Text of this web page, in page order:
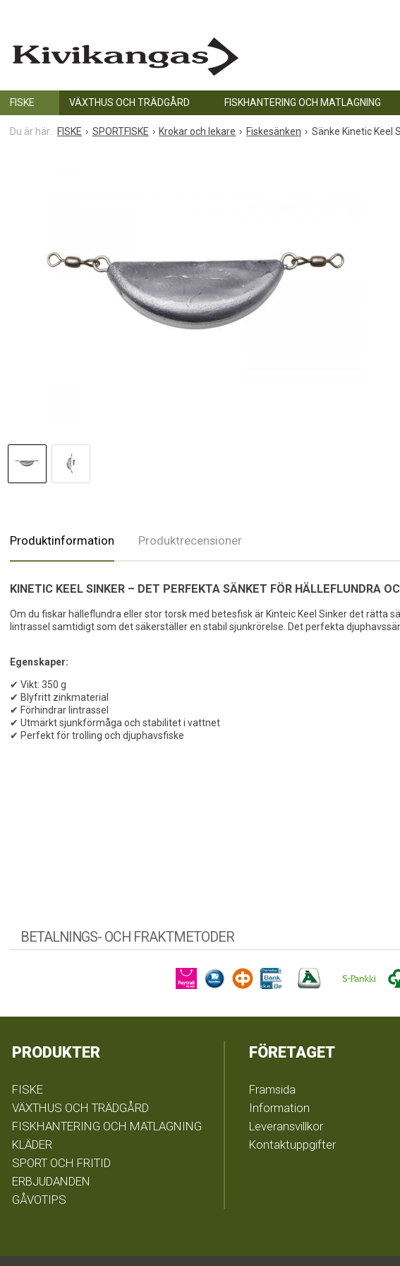
FISKE VÄXTHUS OCH TRÄDGÅRD FISKHANTERING OCH MATLAGNING
FISKE SPORTFISKE Krokar och lekare Fiskesänken Sänke Kinetic Keel
Produktinformation Produktrecensioner
KINETIC KEEL SINKER – DET PERFEKTA SÄNKET FÖR HÄLLEFLUNDRA
Om du fiskar hälleflundra eller stor torsk med betesfisk är Kinteic Keel Sinker det rätta
lintrassel samtidigt som det säkerställer en stabil sjunkrörelse. Det perfekta
Egenskaper:
✔ Vikt: 350 g
✔ Blyfritt zinkmaterial
✔ Förhindrar lintrassel
✔ Utmärkt sjunkförmåga och stabilitet i vattnet
✔ Perfekt för trolling och djuphavsfiske
BETALNINGS- OCH FRAKTMETODER
PRODUKTER
FISKE
VÄXTHUS OCH TRÄDGÅRD
FISKHANTERING OCH MATLAGNING
KLÄDER
SPORT OCH FRITID
ERBJUDANDEN
GÅVOTIPS
FÖRETAGET
Framsida
Information
Leveransvillkor
Kontaktuppgifter